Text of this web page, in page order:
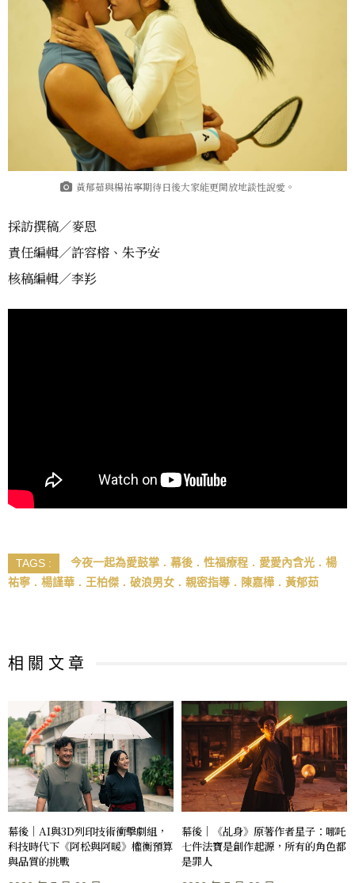
黃郁茹與楊祐寧期待日後大家能更開放地談性說愛。
採訪撰稿／麥恩
責任編輯／許容榕、朱予安
核稿編輯／李羏
TAGS : 今夜一起為愛鼓掌 幕後 性福療程 愛愛內含光
楊
祐寧
楊謹華 王柏傑 破浪男女 親密指導 陳嘉樺 黃郁茹
相 關 文 章
幕後｜AI與3D列印技術衝擊劇組，
科技時代下《阿松與阿暖》權衡預算
與品質的挑戰
幕後｜《乩身》原著作者星子：哪吒
七件法寶是創作起源，所有的角色都
是罪人